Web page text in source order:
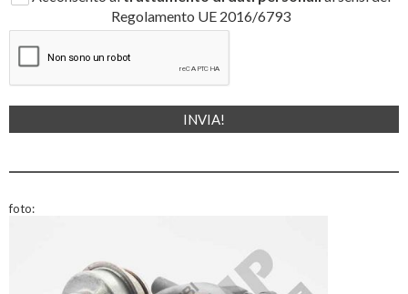
Regolamento UE 2016/6793
foto: